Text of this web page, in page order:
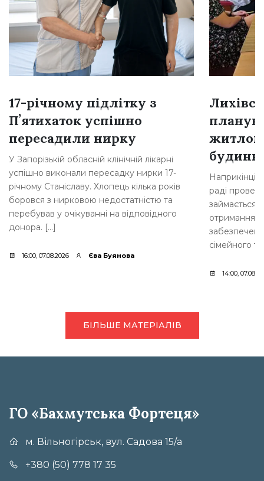
17-річному підлітку з
Пʼятихаток успішно
пересадили нирку
У Запорізькій обласній клінічній лікарні
успішно виконали пересадку нирки 17-
річному Станіславу. Хлопець кілька років
боровся з нирковою недостатністю та
перебував у очікуванні на відповідного
донора. […]
16:00, 07.08.2026 Єва Буянова
Наприкінці
раді
займається
отримання
сімейного
14:00,
БІЛЬШЕ МАТЕРІАЛІВ
ГО «Бахмутська Фортеця»
м. Вільногірськ, вул. Садова 15/а
+380 (50) 778 17 35